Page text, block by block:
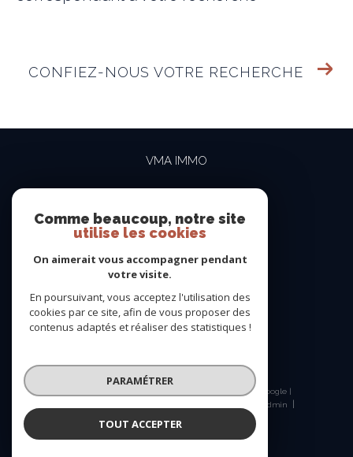
CONFIEZ-NOUS VOTRE RECHERCHE
VMA IMMO
contact@vma-immo.com
19 rue des Rosiéristes
NOUS SUIVRE SUR
© 2026 | Tous droits réservés | Traduction powered by Google |
Admin
Nos liens
Politique RGPD
Comme beaucoup, notre site
utilise les cookies
On aimerait vous accompagner pendant
votre visite.
En poursuivant, vous acceptez l'utilisation des
cookies par ce site, afin de vous proposer des
contenus adaptés et réaliser des statistiques !
PARAMÉTRER
TOUT ACCEPTER